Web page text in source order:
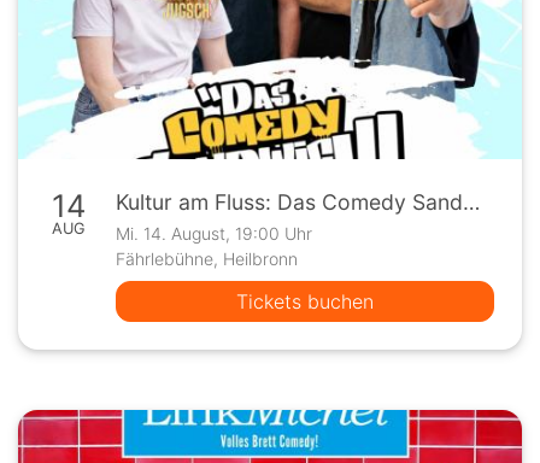
14
AUG
Kultur am Fluss: Das Comedy Sandwich
Mi. 14. August, 19:00 Uhr
Fährlebühne, Heilbronn
Tickets buchen